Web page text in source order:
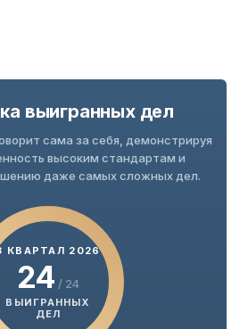
выигранных дел
сама за себя, демонстрируя
высоким стандартам и
даже самых сложных дел.
КВАРТАЛ 2026
24 / 24
ВЫИГРАННЫХ
ДЕЛ